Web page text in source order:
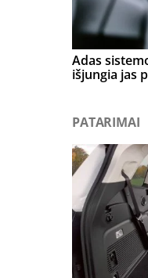
Adas
išjungia jas
PATARIMAI